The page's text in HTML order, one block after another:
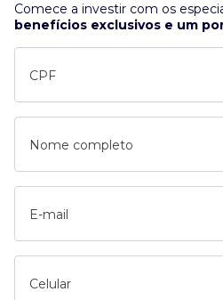
Comece a investir com os
benefícios exclusivos e um
CPF
Nome completo
E-mail
Celular